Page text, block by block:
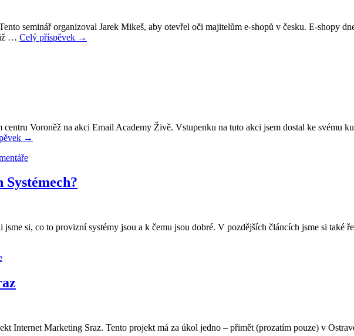
seminář organizoval Jarek Mikeš, aby otevřel oči majitelům e-shopů v česku. E-shopy
… Celý příspěvek →
Voroněž na akci Email Academy Živě. Vstupenku na tuto akci jsem dostal ke svému
→
si, co to provizní systémy jsou a k čemu jsou dobré. V pozdějších článcích jsme si také
Internet Marketing Sraz. Tento projekt má za úkol jedno – přimět (prozatím pouze) v